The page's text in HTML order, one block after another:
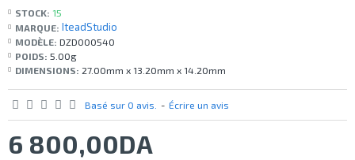
STOCK: 15
MARQUE: IteadStudio
MODÈLE: DZD000540
POIDS: 5.00g
DIMENSIONS: 27.00mm x 13.20mm x 14.20mm
Basé sur 0 avis. - Écrire un avis
6 800,00DA